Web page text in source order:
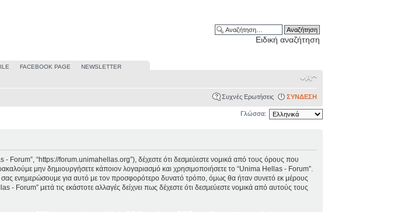
Ειδική αναζήτηση
FACEBOOK PAGE NEWSLETTER
Συχνές Ερωτήσεις ΣΥΝΔΕΣΗ
Γλώσσα:
Forum”, “https://forum.unimahellas.org”), δέχεστε ότι δεσμεύεστε νομικά από τους όρους που
μην δημιουργήσετε κάποιον λογαριασμό και χρησιμοποιήσετε το “Unima Hellas - Forum”.
ενημερώσουμε για αυτό με τον προσφορότερο δυνατό τρόπο, όμως θα ήταν συνετό εκ μέρους
Forum” μετά τις εκάστοτε αλλαγές δείχνει πως δέχεστε ότι δεσμεύεστε νομικά από αυτούς τους